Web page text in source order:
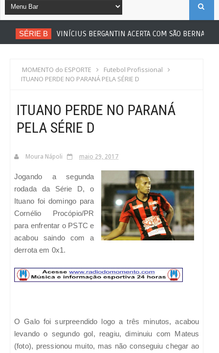
SÉRIE B VINÍCIUS BERGANTIN ACERTA COM SÃO BERNARDO
MOMENTO do ESPORTE
Futebol Profissional
ITUANO PERDE NO PARANÁ PELA SÉRIE D
ITUANO PERDE NO PARANÁ
PELA SÉRIE D
Moura Nápoli maio 29, 2017
Jogando a segunda
rodada da Série D, o
Ituano foi domingo para
Cornélio Procópio/PR
para enfrentar o PSTC e
acabou saindo com a
derrota em 0x1.
O Galo foi surpreendido logo a três minutos, acabou
levando o segundo gol, reagiu, diminuiu com Mateus
(foto), pressionou muito, mas não conseguiu chegar ao